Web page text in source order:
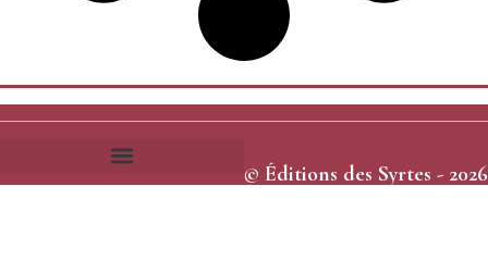
© Éditions des Syrtes - 2026